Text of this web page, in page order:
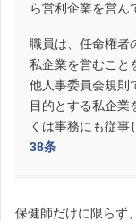
ら営利企業を営ん
職員は、任命権者
私企業を営むこと
他人事委員会規則
目的とする私企業
くは事務にも従事
38条
保健師だけに限らず